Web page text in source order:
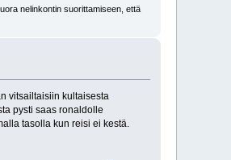
nelinkontin suorittamiseen, että
vitsailtaisiin kultaisesta
pysti saas ronaldolle
tasolla kun reisi ei kestä.